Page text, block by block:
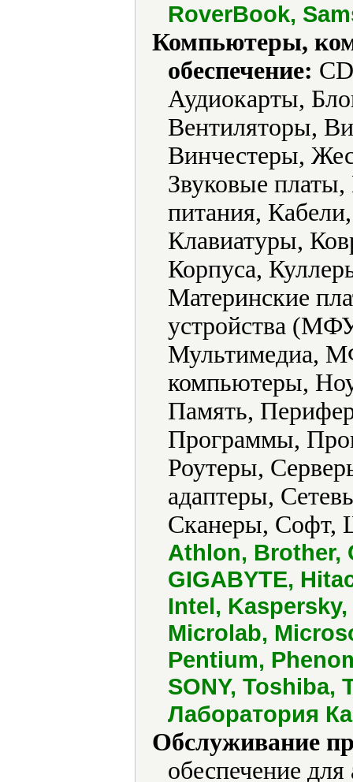
RoverBook,
Компьютеры,
обеспечение:
Аудиокарты,
Вентиляторы,
Винчестеры,
Звуковые
питания,
Клавиатуры,
Корпуса,
Материнские
устройства
Мультимедиа,
компьютеры,
Память,
Программы,
Роутеры,
адаптеры,
Сканеры,
Athlon, Brother,
GIGABYTE,
Intel,
Microlab,
Pentium,
SONY, Toshiba,
Лаборатория
Обслуживание
обеспечение